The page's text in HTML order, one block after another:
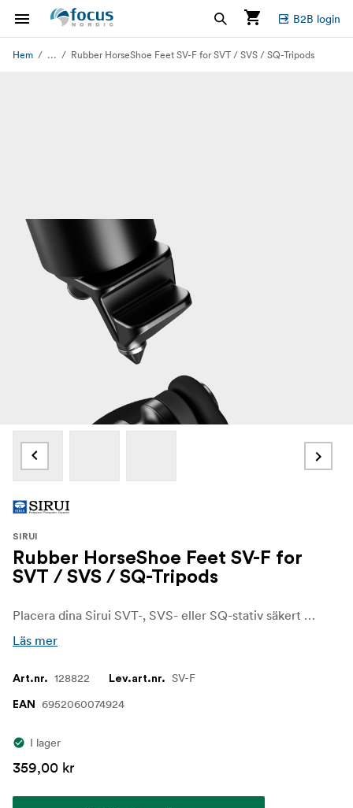
B2B login
Hem ... Rubber HorseShoe Feet SV-F for SVT / SVS / SQ-Tripods
SIRUI
Rubber HorseShoe Feet SV-F for
SVT / SVS / SQ-Tripods
Placera dina Sirui SVT-, SVS- eller SQ-stativ säkert med dessa SV-F hästskofötter i gummi från Sirui.
Läs mer
Art.nr. 128822 Lev.art.nr. SV-F
EAN 6952060074924
I lager
359,00 kr